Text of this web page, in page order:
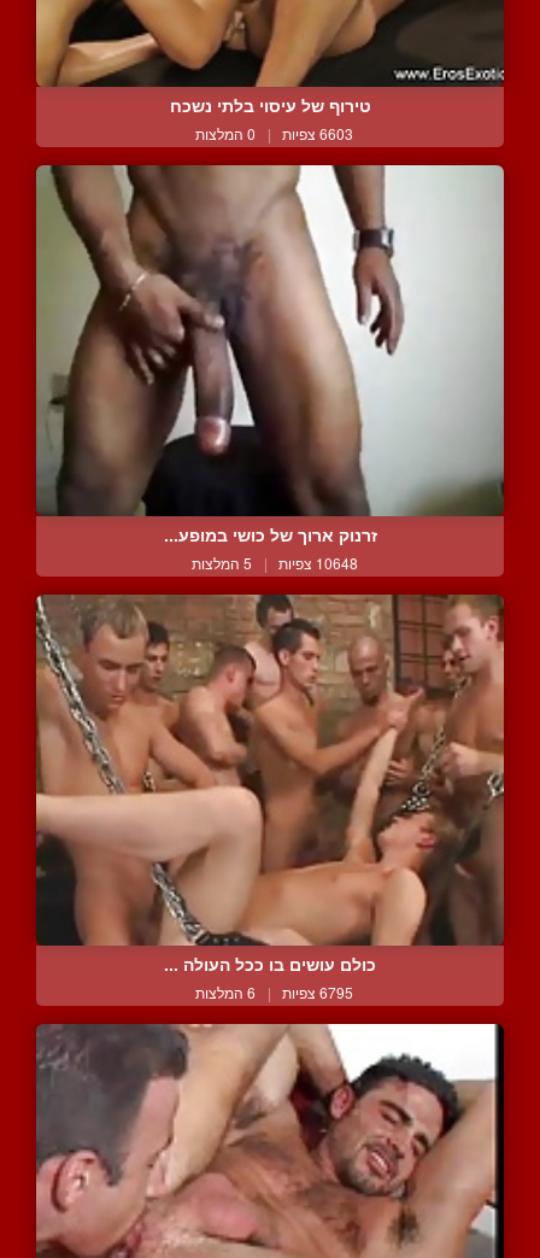
טירוף של עיסוי בלתי נשכח
6603 צפיות | 0 המלצות
זרנוק ארוך של כושי במופע...
10648 צפיות | 5 המלצות
כולם עושים בו ככל העולה ...
6795 צפיות | 6 המלצות